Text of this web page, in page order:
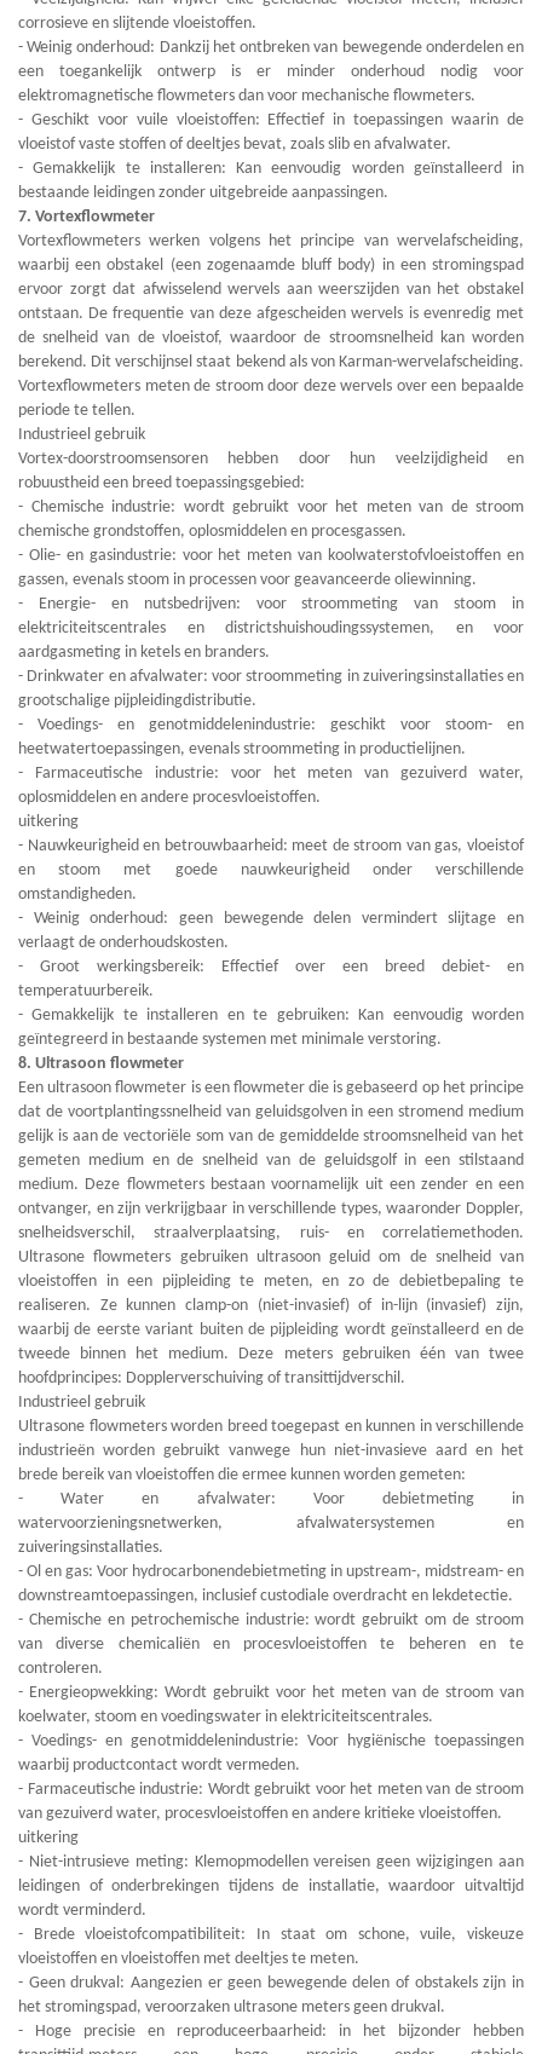
corrosieve en slijtende vloeistoffen.
- Weinig onderhoud: Dankzij het ontbreken van bewegende onderdelen en
een toegankelijk ontwerp is er minder onderhoud nodig voor
elektromagnetische flowmeters dan voor mechanische flowmeters.
- Geschikt voor vuile vloeistoffen: Effectief in toepassingen waarin de
vloeistof vaste stoffen of deeltjes bevat, zoals slib en afvalwater.
- Gemakkelijk te installeren: Kan eenvoudig worden geïnstalleerd in
bestaande leidingen zonder uitgebreide aanpassingen.
7. Vortexflowmeter
Vortexflowmeters werken volgens het principe van wervelafscheiding,
waarbij een obstakel (een zogenaamde bluff body) in een stromingspad
ervoor zorgt dat afwisselend wervels aan weerszijden van het obstakel
ontstaan. De frequentie van deze afgescheiden wervels is evenredig met
de snelheid van de vloeistof, waardoor de stroomsnelheid kan worden
berekend. Dit verschijnsel staat bekend als von Karman-wervelafscheiding.
Vortexflowmeters meten de stroom door deze wervels over een bepaalde
periode te tellen.
Industrieel gebruik
Vortex-doorstroomsensoren hebben door hun veelzijdigheid en
robuustheid een breed toepassingsgebied:
- Chemische industrie: wordt gebruikt voor het meten van de stroom
chemische grondstoffen, oplosmiddelen en procesgassen.
- Olie- en gasindustrie: voor het meten van koolwaterstofvloeistoffen en
gassen, evenals stoom in processen voor geavanceerde oliewinning.
- Energie- en nutsbedrijven: voor stroommeting van stoom in
elektriciteitscentrales en districtshuishoudingssystemen, en voor
aardgasmeting in ketels en branders.
- Drinkwater en afvalwater: voor stroommeting in zuiveringsinstallaties en
grootschalige pijpleidingdistributie.
- Voedings- en genotmiddelenindustrie: geschikt voor stoom- en
heetwatertoepassingen, evenals stroommeting in productielijnen.
- Farmaceutische industrie: voor het meten van gezuiverd water,
oplosmiddelen en andere procesvloeistoffen.
uitkering
- Nauwkeurigheid en betrouwbaarheid: meet de stroom van gas, vloeistof
en stoom met goede nauwkeurigheid onder verschillende
omstandigheden.
- Weinig onderhoud: geen bewegende delen vermindert slijtage en
verlaagt de onderhoudskosten.
- Groot werkingsbereik: Effectief over een breed debiet- en
temperatuurbereik.
- Gemakkelijk te installeren en te gebruiken: Kan eenvoudig worden
geïntegreerd in bestaande systemen met minimale verstoring.
8. Ultrasoon flowmeter
Een ultrasoon flowmeter is een flowmeter die is gebaseerd op het principe
dat de voortplantingssnelheid van geluidsgolven in een stromend medium
gelijk is aan de vectoriële som van de gemiddelde stroomsnelheid van het
gemeten medium en de snelheid van de geluidsgolf in een stilstaand
medium. Deze flowmeters bestaan voornamelijk uit een zender en een
ontvanger, en zijn verkrijgbaar in verschillende types, waaronder Doppler,
snelheidsverschil, straalverplaatsing, ruis- en correlatiemethoden.
Ultrasone flowmeters gebruiken ultrasoon geluid om de snelheid van
vloeistoffen in een pijpleiding te meten, en zo de debietbepaling te
realiseren. Ze kunnen clamp-on (niet-invasief) of in-lijn (invasief) zijn,
waarbij de eerste variant buiten de pijpleiding wordt geïnstalleerd en de
tweede binnen het medium. Deze meters gebruiken één van twee
hoofdprincipes: Dopplerverschuiving of transittijdverschil.
Industrieel gebruik
Ultrasone flowmeters worden breed toegepast en kunnen in verschillende
industrieën worden gebruikt vanwege hun niet-invasieve aard en het
brede bereik van vloeistoffen die ermee kunnen worden gemeten:
- Water en afvalwater: Voor debietmeting in
watervoorzieningsnetwerken, afvalwatersystemen en
zuiveringsinstallaties.
- Ol en gas: Voor hydrocarbonendebietmeting in upstream-, midstream- en
downstreamtoepassingen, inclusief custodiale overdracht en lekdetectie.
- Chemische en petrochemische industrie: wordt gebruikt om de stroom
van diverse chemicaliën en procesvloeistoffen te beheren en te
controleren.
- Energieopwekking: Wordt gebruikt voor het meten van de stroom van
koelwater, stoom en voedingswater in elektriciteitscentrales.
- Voedings- en genotmiddelenindustrie: Voor hygiënische toepassingen
waarbij productcontact wordt vermeden.
- Farmaceutische industrie: Wordt gebruikt voor het meten van de stroom
van gezuiverd water, procesvloeistoffen en andere kritieke vloeistoffen.
uitkering
- Niet-intrusieve meting: Klemopmodellen vereisen geen wijzigingen aan
leidingen of onderbrekingen tijdens de installatie, waardoor uitvaltijd
wordt verminderd.
- Brede vloeistofcompatibiliteit: In staat om schone, vuile, viskeuze
vloeistoffen en vloeistoffen met deeltjes te meten.
- Geen drukval: Aangezien er geen bewegende delen of obstakels zijn in
het stromingspad, veroorzaken ultrasone meters geen drukval.
- Hoge precisie en reproduceerbaarheid: in het bijzonder hebben